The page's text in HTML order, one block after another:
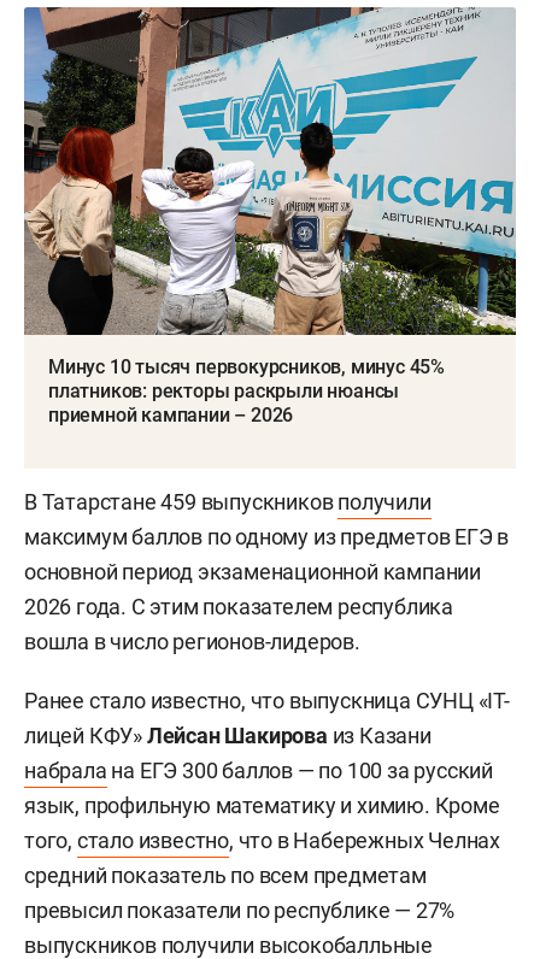
Минус 10 тысяч первокурсников, минус 45%
платников: ректоры раскрыли нюансы
приемной кампании – 2026
В Татарстане 459 выпускниковполучили
максимум баллов по одному из предметов ЕГЭ в
основной период экзаменационной кампании
2026 года. С этим показателем республика
вошла в число регионов-лидеров.
Ранее стало известно, что выпускница СУНЦ «IT-
лицей КФУ»Лейсан Шакирова из Казани
набрала на ЕГЭ 300 баллов — по 100 за русский
язык, профильную математику и химию. Кроме
того, стало известно, что в Набережных Челнах
средний показатель по всем предметам
превысил показатели по республике — 27%
выпускников получили высокобалльные